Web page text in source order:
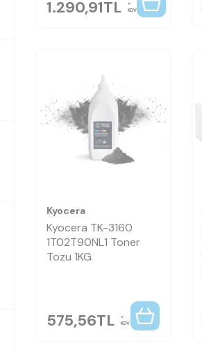
1.290,91TL KDV
Kyocera
Kyocera TK-3160
1T02T90NL1 Toner
Tozu 1KG
575,56TL KDV